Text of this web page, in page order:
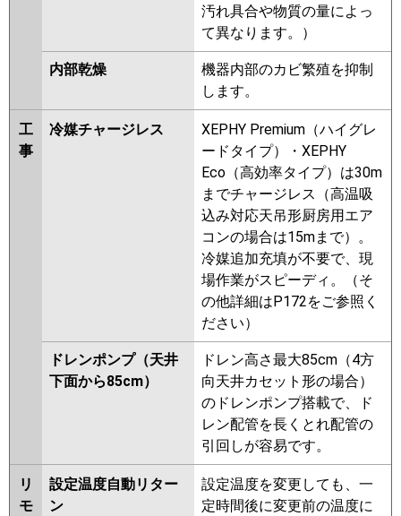
汚れ具合や物質の量によっ
て異なります。）
内部乾燥
機器内部のカビ繁殖を抑制
します。
工
事
冷媒チャージレス
XEPHY Premium（ハイグレ
ードタイプ）・XEPHY
Eco（高効率タイプ）は30m
までチャージレス（高温吸
込み対応天吊形厨房用エア
コンの場合は15mまで）。
冷媒追加充填が不要で、現
場作業がスピーディ。（そ
の他詳細はP172をご参照く
ださい）
ドレンポンプ（天井
下面から85cm）
ドレン高さ最大85cm（4方
向天井カセット形の場合）
のドレンポンプ搭載で、ド
レン配管を長くとれ配管の
引回しが容易です。
リ
モ
設定温度自動リター
ン
設定温度を変更しても、一
定時間後に変更前の温度に